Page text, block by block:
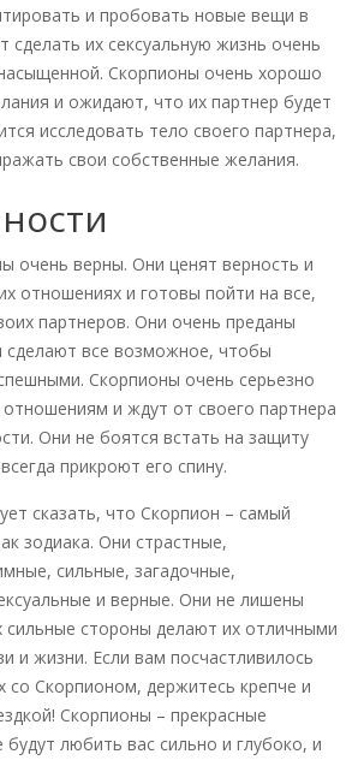
и пробовать новые вещи в
сделать их сексуальную жизнь очень
Скорпионы очень хорошо
и ожидают, что их партнер будет
исследовать тело своего партнера,
свои собственные желания.
очень верны. Они ценят верность и
отношениях и готовы пойти на все,
партнеров. Они очень преданы
сделают все возможное, чтобы
Скорпионы очень серьезно
и ждут от своего партнера
Они не боятся встать на защиту
прикроют его спину.
сказать, что Скорпион – самый
зодиака. Они страстные,
сильные, загадочные,
и верные. Они не лишены
сильные стороны делают их отличными
и жизни. Если вам посчастливилось
со Скорпионом, держитесь крепче и
Скорпионы – прекрасные
любить вас сильно и глубоко, и